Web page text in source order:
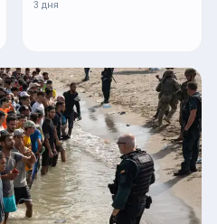
3 дня